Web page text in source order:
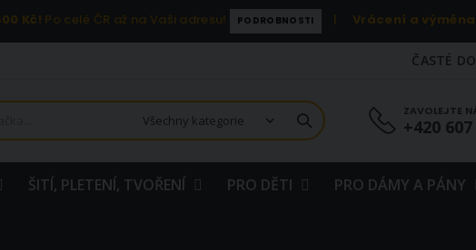
Kč! Po celé ČR až na Vaši adresu! PODROBNOSTI | Vrácení a
ČASTÉ
ZAVOLEJTE
+420
ŠITÍ, PLETENÍ, TVOŘENÍ PRO DĚTI PRO DÁMY A PÁNY